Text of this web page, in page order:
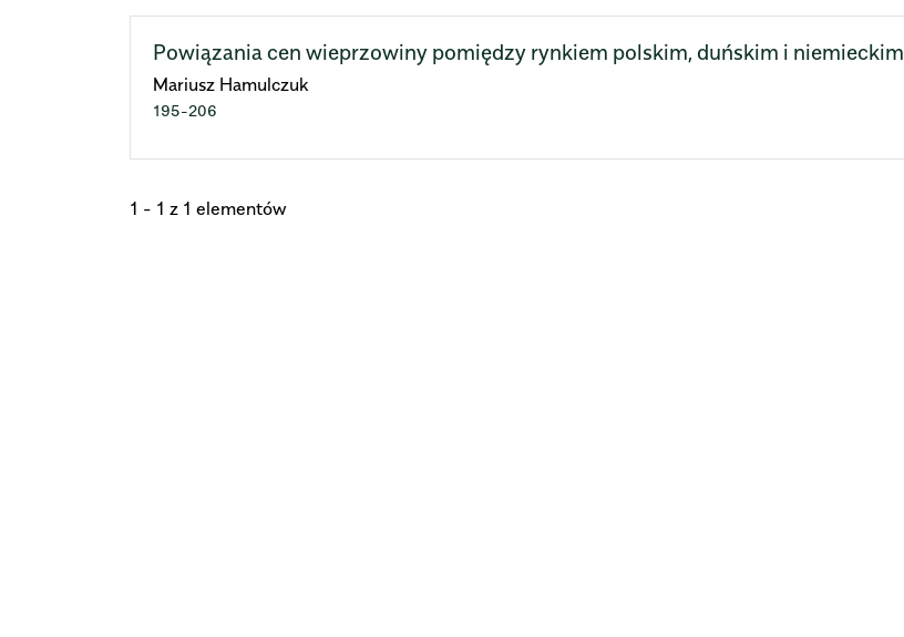
Powiązania cen wieprzowiny pomiędzy rynkiem polskim, duńskim i niemieckim
Mariusz Hamulczuk
195-206
1 - 1 z 1 elementów